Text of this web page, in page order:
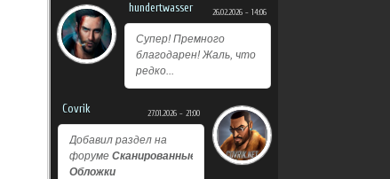
hundertwasser 26.02.2026 - 14:06
Супер! Премного
благодарен! Жаль, что
редко...
Covrik 27.01.2026 - 21:00
Добавил раздел на
форуме Сканированные
Обложки